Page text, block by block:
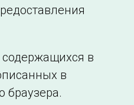
организации
в
в
браузера.